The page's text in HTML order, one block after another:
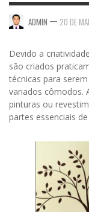
ADMIN — 20 DE
Devido a
são criados
técnicas para
variados cômodos.
pinturas ou
partes essenciais